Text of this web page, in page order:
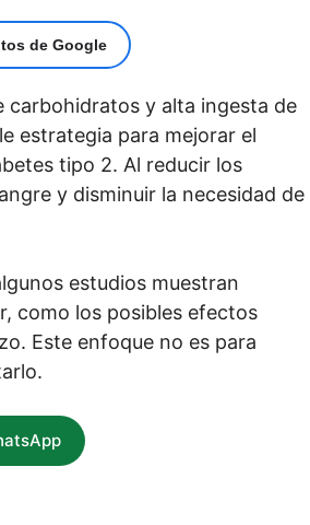
de Google
carbohidratos y alta ingesta de
estrategia para mejorar el
tipo 2. Al reducir los
y disminuir la necesidad de
estudios muestran
como los posibles efectos
Este enfoque no es para